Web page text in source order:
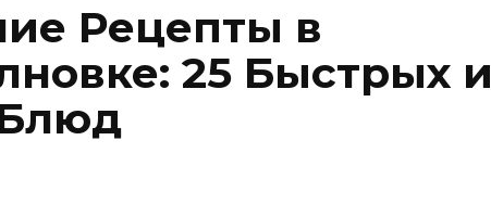
Рецепты в
25 Быстрых и